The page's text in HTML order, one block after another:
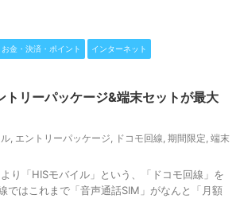
お金・決済・ポイント インターネット
トリーパッケージ&端末セットが最大
, エントリーパッケージ, ドコモ回線, 期間限定, 端末
り「HISモバイル」という、「ドコモ回線」を
ではこれまで「音声通話SIM」がなんと「月額